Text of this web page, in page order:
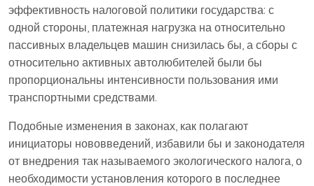
эффективность налоговой политики государства: с
одной стороны, платежная нагрузка на относительно
пассивных владельцев машин снизилась бы, а сборы с
относительно активных автолюбителей были бы
пропорциональны интенсивности пользования ими
транспортными средствами.
Подобные изменения в законах, как полагают
инициаторы нововведений, избавили бы и законодателя
от внедрения так называемого экологического налога, о
необходимости установления которого в последнее